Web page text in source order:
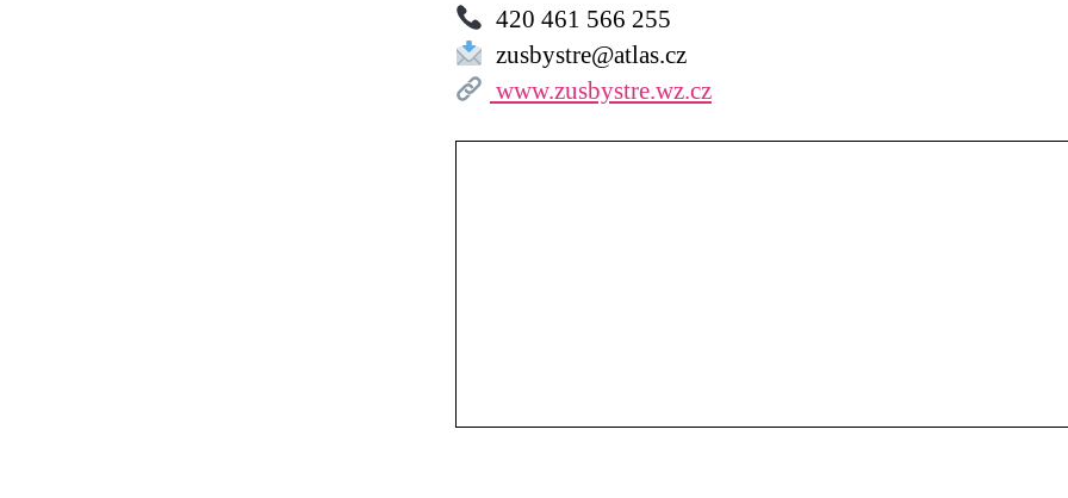
420 461 566 255
zusbystre@atlas.cz
www.zusbystre.wz.cz